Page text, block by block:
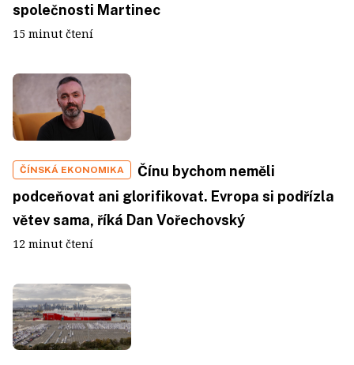
společnosti Martinec
15 minut čtení
ČÍNSKÁ EKONOMIKA
Čínu bychom neměli
podceňovat ani glorifikovat. Evropa si podřízla
větev sama, říká Dan Vořechovský
12 minut čtení